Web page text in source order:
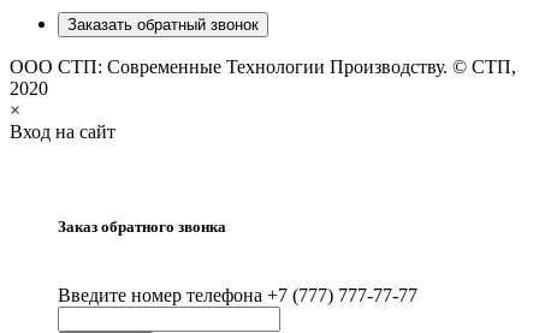
Заказать обратный звонок
ООО СТП: Современные Технологии Производству. © СТП,
2020
×
Вход на сайт
Заказ обратного звонка
Введите номер телефона +7 (777) 777-77-77